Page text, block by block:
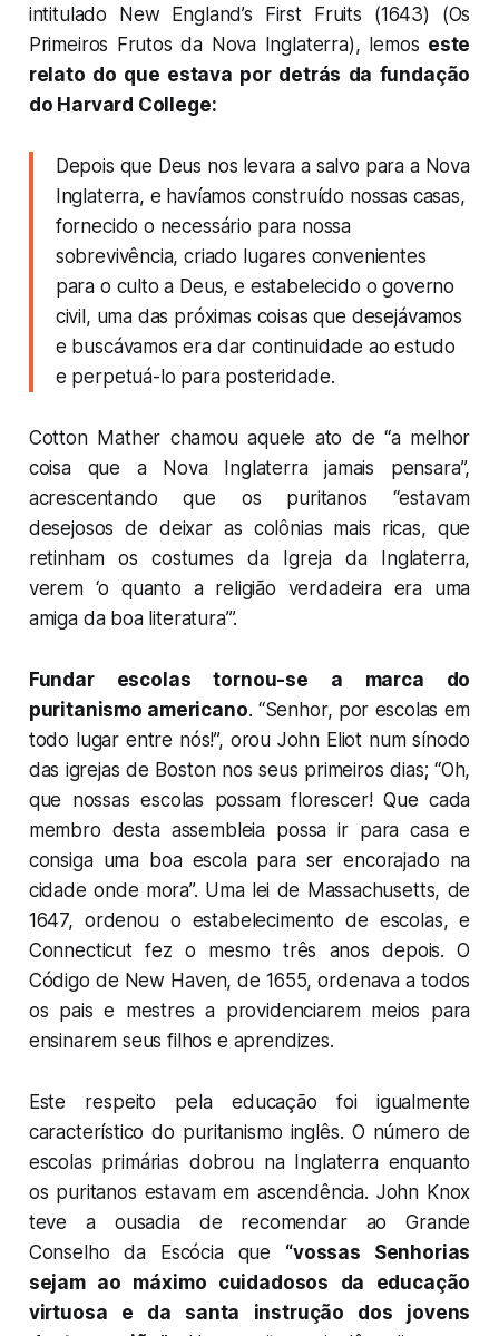
intitulado New England’s First Fruits (1643) (Os
Primeiros Frutos da Nova Inglaterra), lemos este
relato do que estava por detrás da fundação
do Harvard College:
Depois que Deus nos levara a salvo para a Nova
Inglaterra, e havíamos construído nossas casas,
fornecido o necessário para nossa
sobrevivência, criado lugares convenientes
para o culto a Deus, e estabelecido o governo
civil, uma das próximas coisas que desejávamos
e buscávamos era dar continuidade ao estudo
e perpetuá-lo para posteridade.
Cotton Mather chamou aquele ato de “a melhor
coisa que a Nova Inglaterra jamais pensara”,
acrescentando que os puritanos “estavam
desejosos de deixar as colônias mais ricas, que
retinham os costumes da Igreja da Inglaterra,
verem ‘o quanto a religião verdadeira era uma
amiga da boa literatura’”.
Fundar escolas tornou-se a marca do
puritanismo americano. “Senhor, por escolas em
todo lugar entre nós!”, orou John Eliot num sínodo
das igrejas de Boston nos seus primeiros dias; “Oh,
que nossas escolas possam florescer! Que cada
membro desta assembleia possa ir para casa e
consiga uma boa escola para ser encorajado na
cidade onde mora”. Uma lei de Massachusetts, de
1647, ordenou o estabelecimento de escolas, e
Connecticut fez o mesmo três anos depois. O
Código de New Haven, de 1655, ordenava a todos
os pais e mestres a providenciarem meios para
ensinarem seus filhos e aprendizes.
Este respeito pela educação foi igualmente
característico do puritanismo inglês. O número de
escolas primárias dobrou na Inglaterra enquanto
os puritanos estavam em ascendência. John Knox
teve a ousadia de recomendar ao Grande
Conselho da Escócia que “vossas Senhorias
sejam ao máximo cuidadosos da educação
virtuosa e da santa instrução dos jovens